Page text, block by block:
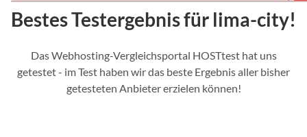
Bestes Testergebnis für lima-city!
Das Webhosting-Vergleichsportal HOSTtest hat uns
getestet - im Test haben wir das beste Ergebnis aller bisher
getesteten Anbieter erzielen können!